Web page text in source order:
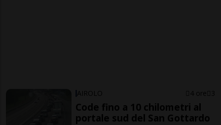
AIROLO 4 ore 3
Code fino a 10 chilometri al
portale sud del San Gottardo